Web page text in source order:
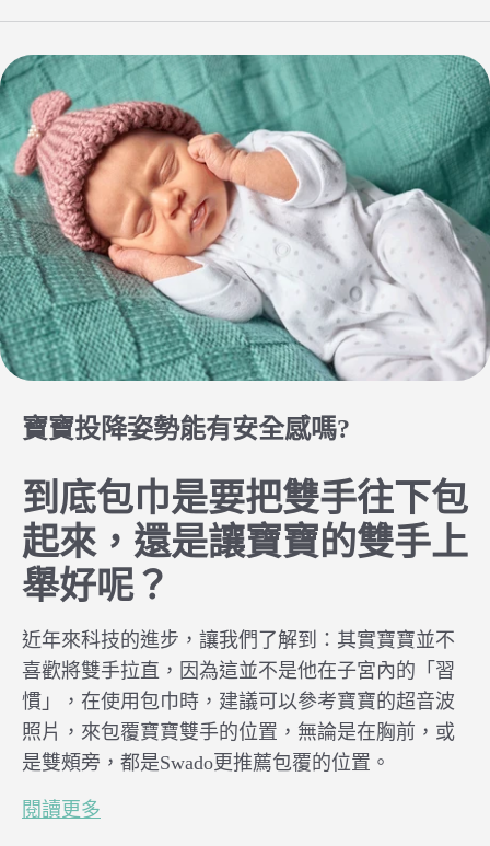
寶寶投降姿勢能有安全感嗎?
到底包巾是要把雙手往下包
起來，還是讓寶寶的雙手上
舉好呢？
近年來科技的進步，讓我們了解到：其實寶寶並不
喜歡將雙手拉直，因為這並不是他在子宮內的「習
慣」，在使用包巾時，建議可以參考寶寶的超音波
照片，來包覆寶寶雙手的位置，無論是在胸前，或
是雙頰旁，都是Swado更推薦包覆的位置。
閱讀更多